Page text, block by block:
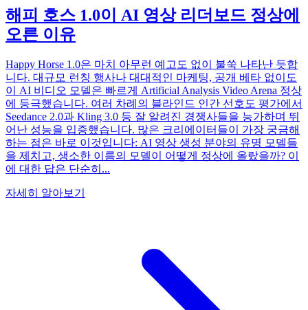
해피 호스 1.0이 AI 영상 리더보드 정상에
오른 이유
Happy Horse 1.0은 마치 아무런 예고도 없이 불쑥 나타난 듯합
니다. 대규모 런칭 행사나 대대적인 마케팅, 공개 베타 없이도
이 AI 비디오 모델은 빠르게 Artificial Analysis Video Arena 정상
에 등극했습니다. 여러 차례의 블라인드 인간 선호도 평가에서
Seedance 2.0과 Kling 3.0 등 잘 알려진 경쟁사들을 능가하며 뛰
어난 성능을 입증했습니다. 많은 크리에이터들이 가장 궁금해
하는 점은 바로 이것입니다: AI 영상 생성 분야의 유명 모델들
을 제치고, 생소한 이름의 모델이 어떻게 정상에 올랐을까? 이
에 대한 답은 단순히...
자세히 알아보기